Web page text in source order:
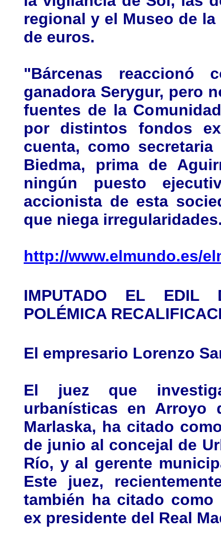
regional y el Museo de
de euros.
"Bárcenas reaccionó
ganadora Serygur, pero
fuentes de la
por distintos fondos
cuenta, como
Biedma, prima de
ningún puesto
accionista de esta
que niega
http://www.elmundo.es/
IMPUTADO EL EDIL
POLÉMICA
El empresario Lorenzo
El juez que
urbanísticas en Arroyo
Marlaska, ha citado
de junio al concejal de
Río, y al gerente
Este juez,
también ha citado
ex presidente del Real